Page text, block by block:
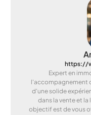
https://
Expert en
l'accompagnement
d'une solide
dans la vente et
objectif est de vous